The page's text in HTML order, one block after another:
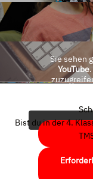
Sie sehen
YouTube
Bist du in der 4.